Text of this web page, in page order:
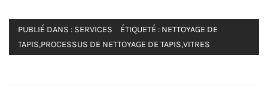
PUBLIÉ DANS : SERVICES ÉTIQUETÉ : NETTOYAGE DE
TAPIS,PROCESSUS DE NETTOYAGE DE TAPIS,VITRES